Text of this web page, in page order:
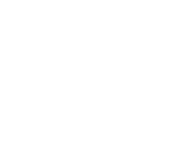
các hạt có kích thước
là một bộ lọc khử mùi